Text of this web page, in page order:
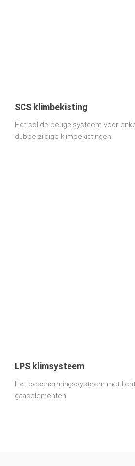
SCS klimbekisting
Het solide beugelsysteem voor
dubbelzijdige klimbekistingen.
LPS klimsysteem
Het beschermingssysteem met
gaaselementen